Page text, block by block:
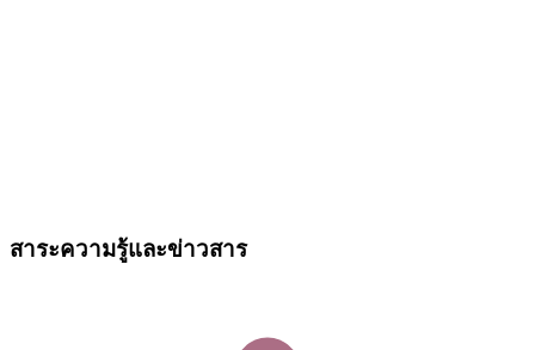
สาระความรู้และข่าวสาร